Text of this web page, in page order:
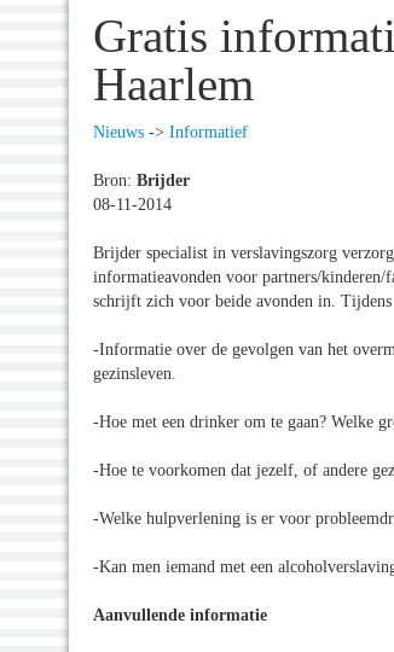
Gratis
Haarlem
Nieuws -> Informatief
Bron: Brijder
08-11-2014
Brijder specialist in verslavingszorg
informatieavonden voor partners/kinderen/
schrijft zich voor beide avonden in. Tijdens
-Informatie over de gevolgen van het
gezinsleven.
-Hoe met een drinker om te gaan? Welke
-Hoe te voorkomen dat jezelf, of andere
-Welke hulpverlening is er voor
-Kan men iemand met een
Aanvullende informatie